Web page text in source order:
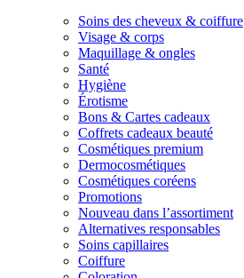
Soins des cheveux & coiffure
Visage & corps
Maquillage & ongles
Santé
Hygiène
Érotisme
Bons & Cartes cadeaux
Coffrets cadeaux beauté
Cosmétiques premium
Dermocosmétiques
Cosmétiques coréens
Promotions
Nouveau dans l’assortiment
Alternatives responsables
Soins capillaires
Coiffure